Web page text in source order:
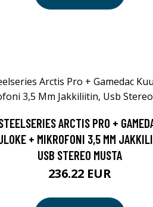
ARCTIS PRO +
+ MIKROFONI 3,5 MM
USB STEREO MUSTA
236.22 EUR